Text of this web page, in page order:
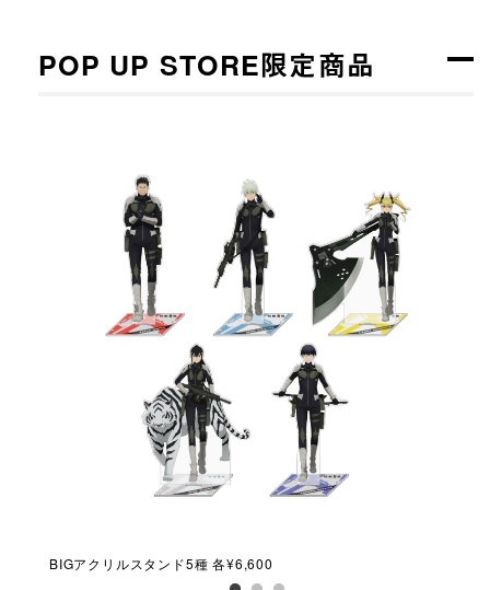
POP UP STORE限定商品
BIGアクリルスタンド5種 各¥6,600